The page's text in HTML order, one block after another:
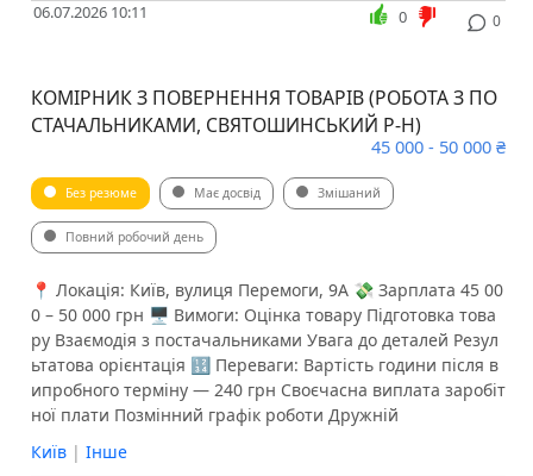
06.07.2026 10:11 0
0
КОМІРНИК З ПОВЕРНЕННЯ ТОВАРІВ (РОБОТА З ПО
СТАЧАЛЬНИКАМИ, СВЯТОШИНСЬКИЙ Р-Н)
45 000 - 50 000 ₴
Без резюме Має досвід Змішаний
Повний робочий день
📍 Локація: Київ, вулиця Перемоги, 9А 💸 Зарплата 45 00
0 – 50 000 грн 🖥 Вимоги: Оцінка товару Підготовка това
ру Взаємодія з постачальниками Увага до деталей Резул
ьтатова орієнтація 🔢 Переваги: Вартість години після в
ипробного терміну — 240 грн Своєчасна виплата заробіт
ної плати Позмінний графік роботи Дружній
Київ | Інше